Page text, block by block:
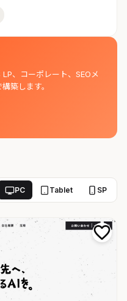
、コーポレート、SEOメ
築します。
PC Tablet SP